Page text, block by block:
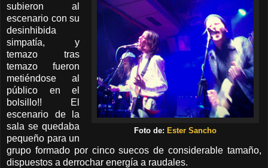
Foto de: Ester Sancho
subieron al
escenario con su
desinhibida
simpatía, y
temazo tras
temazo fueron
metiéndose al
público en el
bolsillo!! El
escenario de la
sala se quedaba
pequeño para un
grupo formado por cinco suecos de considerable tamaño,
dispuestos a derrochar energía a raudales.